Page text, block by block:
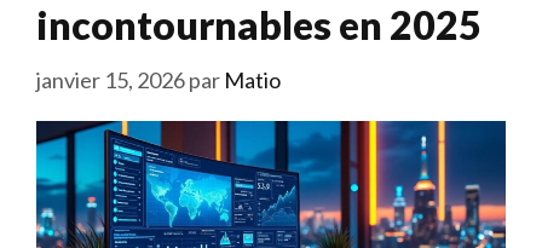
incontournables en 2025
janvier 15, 2026par Matio